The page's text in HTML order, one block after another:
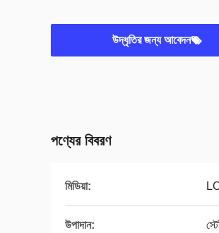
উদ্ধৃতির জন্য আবেদন
পণ্যের বিবরণ
মিডিয়া:
উপাদান: